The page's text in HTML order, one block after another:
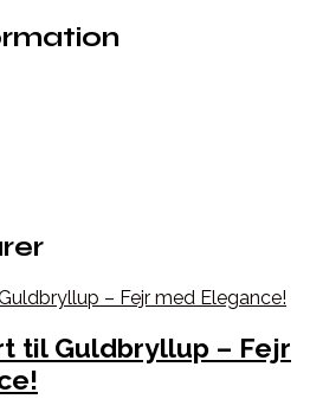
til Guldbryllup – Fejr